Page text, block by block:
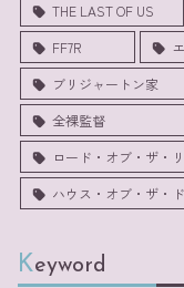
THE LAST OF US
FF7R
ブリジャートン家
全裸監督
ロード・オブ・ザ・
ハウス・オブ・ザ・
Keyword